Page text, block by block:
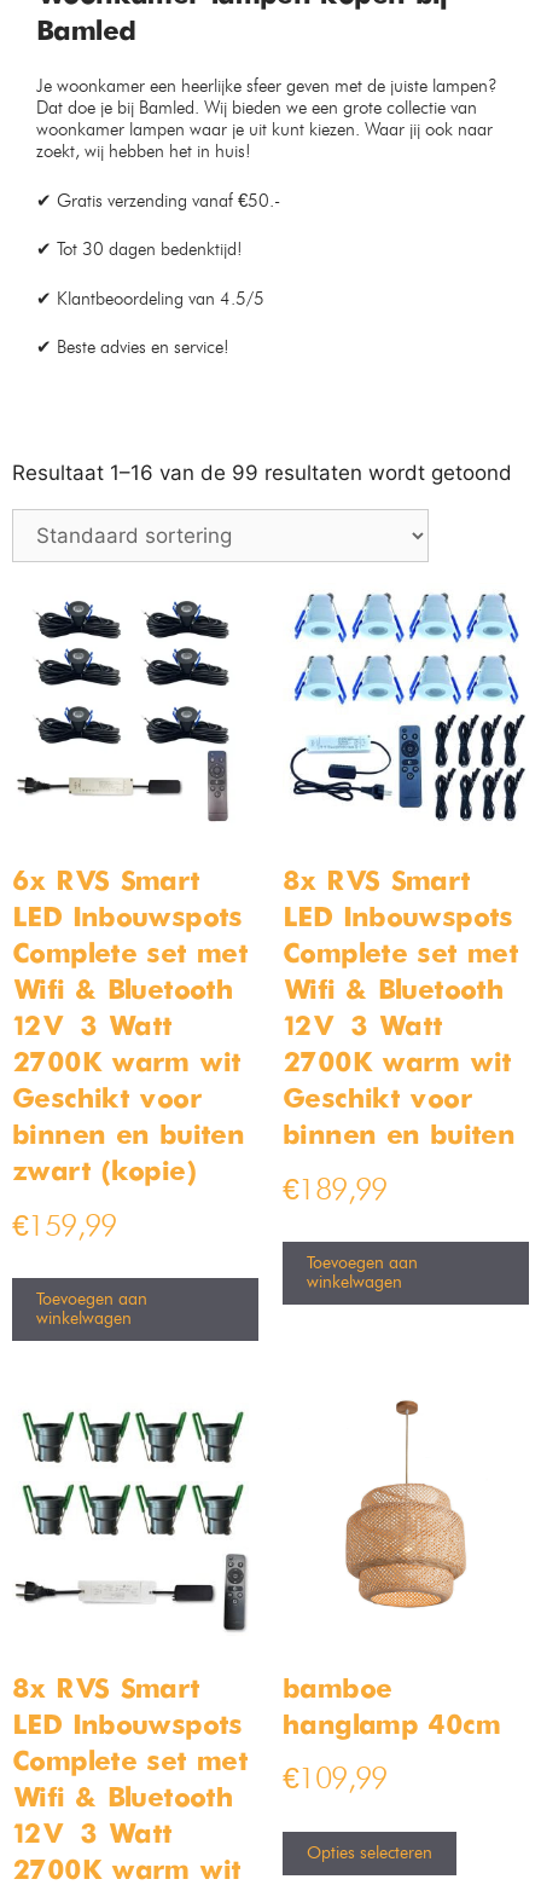
Op voorraad
Op voorraad
159,99
Vloerlamp met 2 lampen –
178cm – Zwart
Op voorraad
€189,99 €159,99
Bamled – Bela GU10
Inbouwspot armaturen IP20
Kantelbaar zwart
Op voorraad
Moderne Led hanglamp 3
rings
€ 239,99 € 199,99
Moderne design hanglamp
€79,99 €49,99